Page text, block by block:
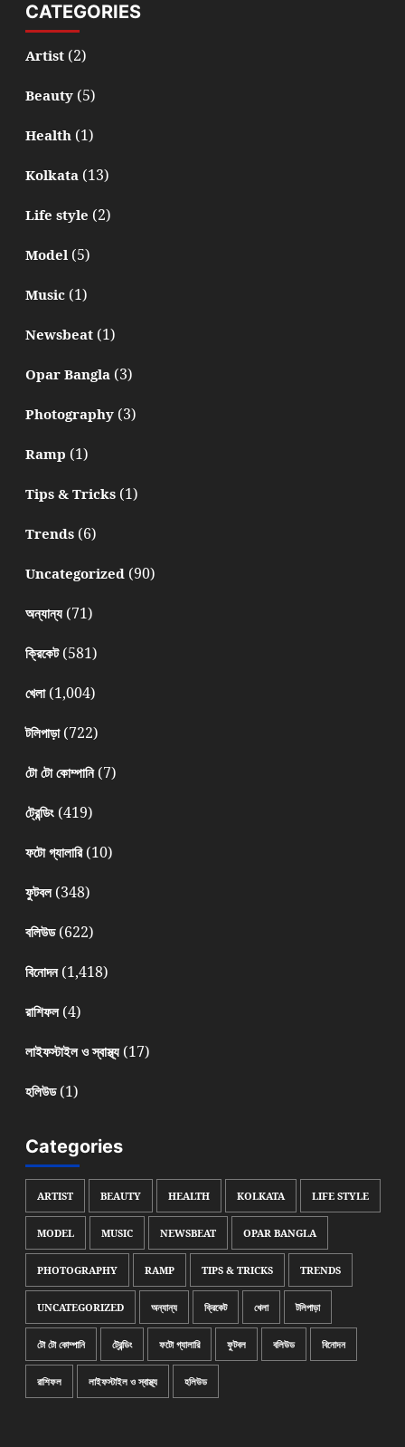
CATEGORIES
Artist(2)
Beauty(5)
Health(1)
Kolkata(13)
Life style (2)
Model(5)
Music(1)
Newsbeat(1)
Opar Bangla(3)
Photography(3)
Ramp (1)
Tips & Tricks(1)
Trends(6)
Uncategorized(90)
অন্যান্য(71)
ক্রিকেট(581)
খেলা(1,004)
টলিপাড়া(722)
টো টো কোম্পানি(7)
ট্রেন্ডিং(419)
ফটো গ্যালারি(10)
ফুটবল(348)
বলিউড(622)
বিনোদন(1,418)
রাশিফল(4)
লাইফস্টাইল ও স্বাস্থ্য(17)
হলিউড(1)
Categories
ARTIST BEAUTY HEALTH KOLKATA LIFE STYLE
MODEL MUSIC NEWSBEAT OPAR BANGLA
PHOTOGRAPHY RAMP TIPS & TRICKS TRENDS
UNCATEGORIZED অন্যান্য ক্রিকেট খেলা টলিপাড়া
টো টো কোম্পানি ট্রেন্ডিং ফটো গ্যালারি ফুটবল বলিউড বিনোদন
রাশিফল লাইফস্টাইল ও স্বাস্থ্য হলিউড